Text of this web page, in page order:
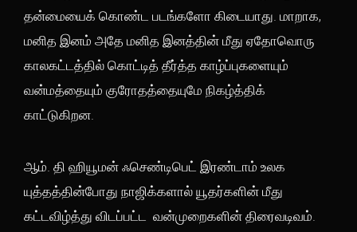
தன்மையைக் கொண்ட படங்களோ கிடையாது. மாறாக,
மனித இனம் அதே மனித இனத்தின் மீது ஏதோவொரு
காலகட்டத்தில் கொட்டித் தீர்த்த காழ்ப்புகளையும்
வன்மத்தையும் குரோதத்தையுமே நிகழ்த்திக்
காட்டுகிறன.
ஆம். தி ஹியூமன் ஃசெண்டிபெட் இரண்டாம் உலக
யுத்தத்தின்போது நாஜிக்களால் யூதர்களின் மீது
கட்டவிழ்த்து விடப்பட்ட வன்முறைகளின் திரைவடிவம்.